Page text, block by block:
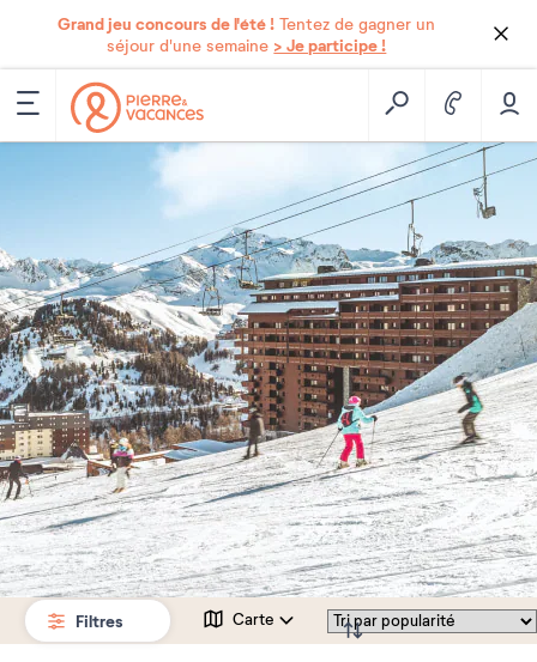
Grand jeu concours de l'été ! Tentez de gagner un
séjour d'une semaine > Je participe !
Filtres Carte